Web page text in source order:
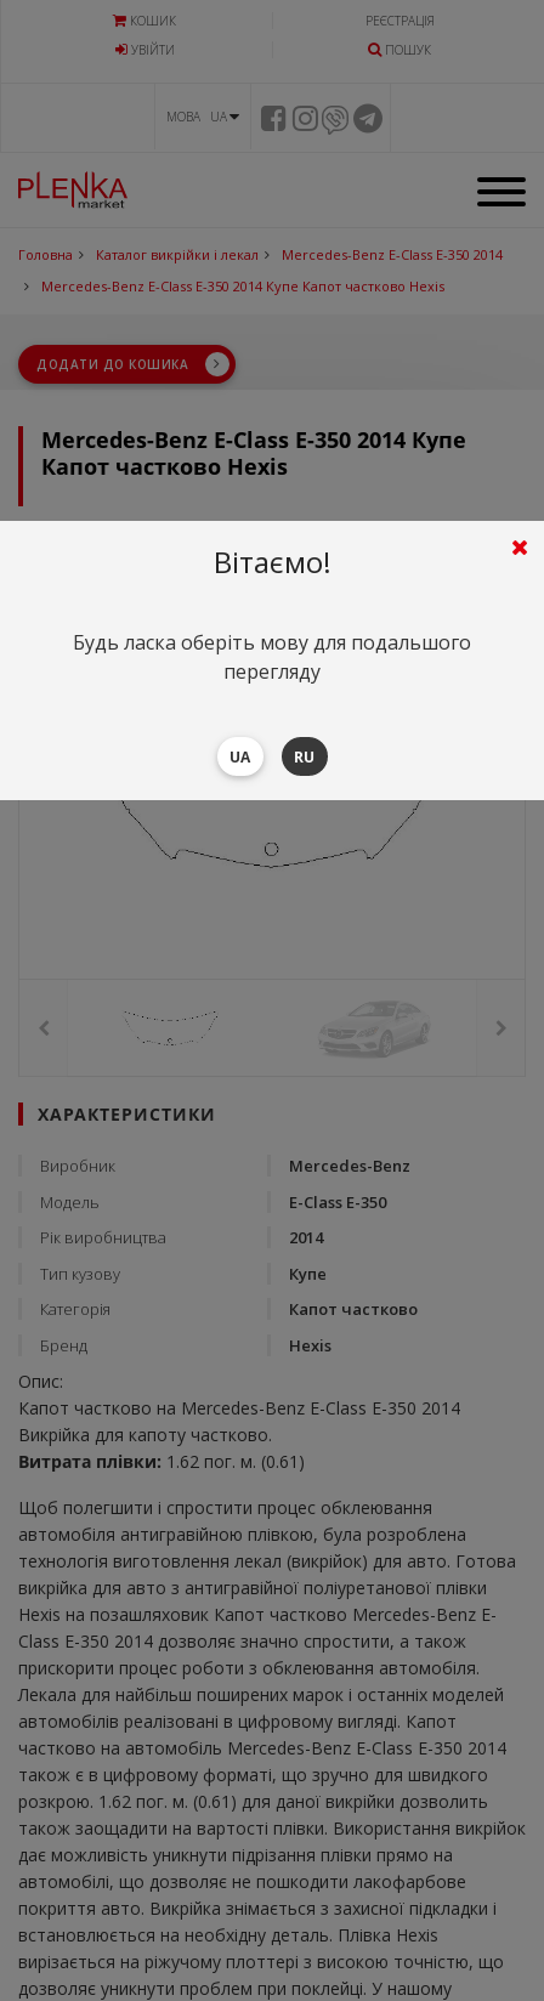
КОШИК
РЕЄСТРАЦІЯ
УВIЙТИ
ПОШУК
МОВА UA
Головна Каталог викрійки і лекал
Mercedes-Benz E-Class E-350 2014
Mercedes-Benz E-Class E-350 2014 Купе Капот частково Hexis
ДОДАТИ ДО КОШИКА
Mercedes-Benz E-Class E-350 2014 Купе
Капот частково Hexis
грн. ($58.32)
ХАРАКТЕРИСТИКИ
Виробник
Mercedes-Benz
Модель
E-Class E-350
Рік виробництва
2014
Тип кузову
Купе
Категорія
Капот частково
Бренд
Hexis
Опис:
Капот частково на Mercedes-Benz E-Class E-350 2014
Викрійка для капоту частково.
Витрата плівки: 1.62 пог. м. (0.61)
Щоб полегшити і спростити процес обклеювання
автомобіля антигравійною плівкою, була розроблена
технологія виготовлення лекал (викрійок) для авто. Готова
викрійка для авто з антигравійної поліуретанової плівки
Hexis на позашляховик Капот частково Mercedes-Benz E-
Class E-350 2014 дозволяє значно спростити, а також
прискорити процес роботи з обклеювання автомобіля.
Лекала для найбільш поширених марок і останніх моделей
автомобілів реалізовані в цифровому вигляді. Капот
частково на автомобіль Mercedes-Benz E-Class E-350 2014
також є в цифровому форматі, що зручно для швидкого
розкрою. 1.62 пог. м. (0.61) для даної викрійки дозволить
також заощадити на вартості плівки. Використання викрійок
дає можливість уникнути підрізання плівки прямо на
автомобілі, що дозволяє не пошкодити лакофарбове
покриття авто. Викрійка знімається з захисної підкладки і
встановлюється на необхідну деталь. Плівка Hexis
вирізається на ріжучому плоттері з високою точністю, що
дозволяє уникнути проблем при поклейці. У нашому
Вітаємо!
Будь ласка оберіть мову для подальшого
перегляду
UA RU